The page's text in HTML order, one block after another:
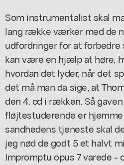
Som instrumentalist skal
lang række værker med de
udfordringer for at
kan være en hjælp at høre,
hvordan det lyder, når det
det må man da sige, at
den 4. cd i rækken. Så
fløjtestuderende er hjemme
sandhedens tjeneste skal
jeg nød de godt 5 et halvt
Impromptuopus 7 varede -